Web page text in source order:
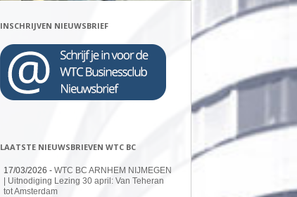
INSCHRIJVEN NIEUWSBRIEF
LAATSTE NIEUWSBRIEVEN WTC BC
17/03/2026 - WTC BC ARNHEM NIJMEGEN
| Uitnodiging Lezing 30 april: Van Teheran
tot Amsterdam